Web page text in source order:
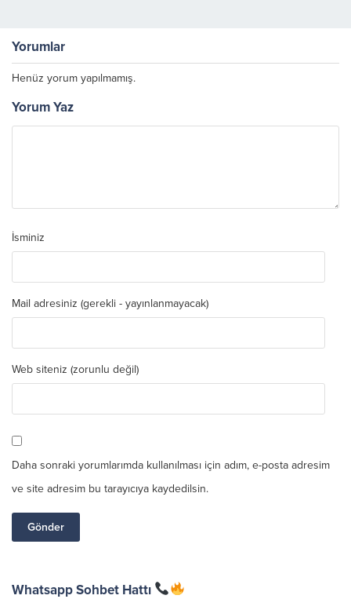
Yorumlar
Henüz yorum yapılmamış.
Yorum Yaz
İsminiz
Mail adresiniz (gerekli - yayınlanmayacak)
Web siteniz (zorunlu değil)
Daha sonraki yorumlarımda kullanılması için adım, e-posta adresim
ve site adresim bu tarayıcıya kaydedilsin.
Whatsapp Sohbet Hattı